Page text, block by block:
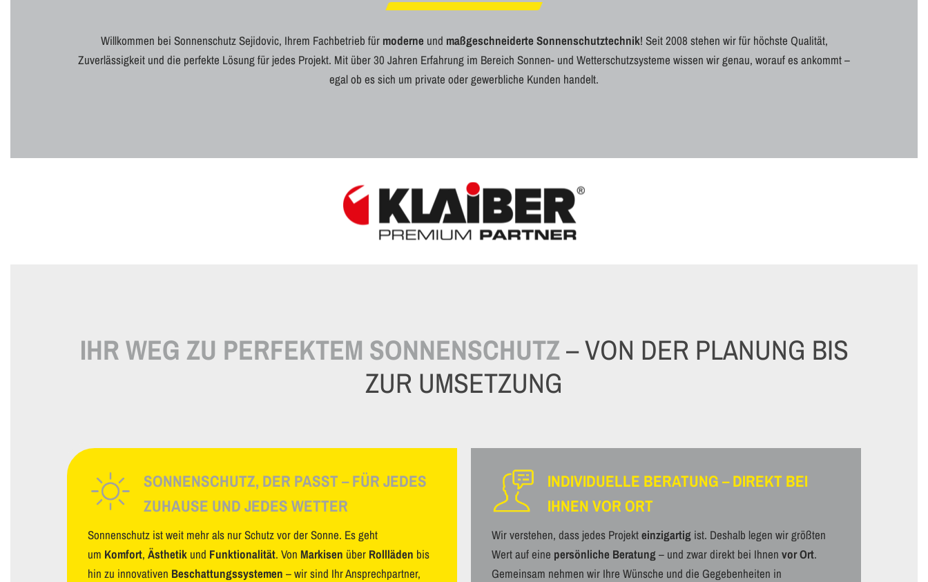
Willkommen bei Sonnenschutz Sejidovic, Ihrem Fachbetrieb für moderneund maßgeschneiderteSonnenschutztechnik! Seit 2008 stehen wir für höchste Qualität,
Zuverlässigkeit und die perfekte Lösung für jedes Projekt. Mit über 30 Jahren Erfahrung im Bereich Sonnen- und Wetterschutzsysteme wissen wir genau, worauf es ankommt –
egal ob es sich um private oder gewerbliche Kunden handelt.
IHR WEG ZU PERFEKTEM SONNENSCHUTZ– VON DER PLANUNG BIS
ZUR UMSETZUNG
SONNENSCHUTZ, DER PASST – FÜR JEDES
ZUHAUSE UND JEDES WETTER
Sonnenschutz ist weit mehr als nur Schutz vor der Sonne. Es geht
um Komfort, Ästhetik und Funktionalität. Von Markisen über Rollläden bis
hin zu innovativen Beschattungssystemen – wir sind Ihr Ansprechpartner,
INDIVIDUELLE BERATUNG – DIREKT BEI
IHNEN VOR ORT
Wir verstehen, dass jedes Projekteinzigartig ist. Deshalb legen wir größten
Wert auf eine persönliche Beratung– und zwar direkt bei Ihnen vor Ort.
Gemeinsam nehmen wir Ihre Wünsche und die Gegebenheiten in